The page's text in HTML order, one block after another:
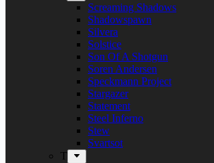
Screaming Shadows
Shadowspawn
Silvera
Solstice
Son Of A Shotgun
Soren Andersen
Speckmann Project
Stargazer
Statement
Steel Inferno
Stew
Svartsot
T